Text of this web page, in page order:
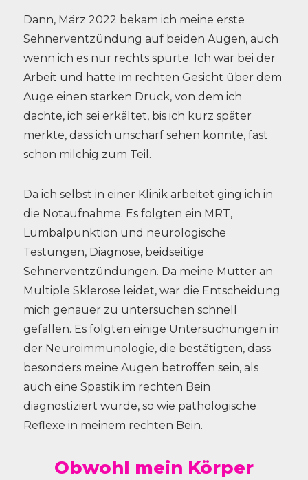
Dann, März 2022 bekam ich meine erste
Sehnerventzündung auf beiden Augen, auch
wenn ich es nur rechts spürte. Ich war bei der
Arbeit und hatte im rechten Gesicht über dem
Auge einen starken Druck, von dem ich
dachte, ich sei erkältet, bis ich kurz später
merkte, dass ich unscharf sehen konnte, fast
schon milchig zum Teil.
Da ich selbst in einer Klinik arbeitet ging ich in
die Notaufnahme. Es folgten ein MRT,
Lumbalpunktion und neurologische
Testungen, Diagnose, beidseitige
Sehnerventzündungen. Da meine Mutter an
Multiple Sklerose leidet, war die Entscheidung
mich genauer zu untersuchen schnell
gefallen. Es folgten einige Untersuchungen in
der Neuroimmunologie, die bestätigten, dass
besonders meine Augen betroffen sein, als
auch eine Spastik im rechten Bein
diagnostiziert wurde, so wie pathologische
Reflexe in meinem rechten Bein.
Obwohl mein Körper